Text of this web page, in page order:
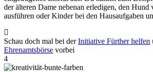
der älteren Dame nebenan erledigen, den Hund
ausführen oder Kinder bei den Hausaufgaben
Schau doch mal bei derInitiative Fürther helfen
Ehrenamtsbörse vorbei
4